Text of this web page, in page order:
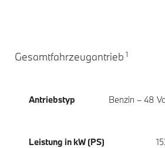
Gesamtfahrzeugantrieb 1
Antriebstyp Benzin – 48
Leistung in kW (PS)